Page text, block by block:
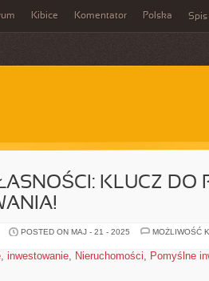
Kibice Komentator Polska Spis
KLUCZ DO
POSTED ON MAJ - 21 - 2025
MOŻLIWOŚĆ
, inwestowanie, Nieruchomości, Pomyślne